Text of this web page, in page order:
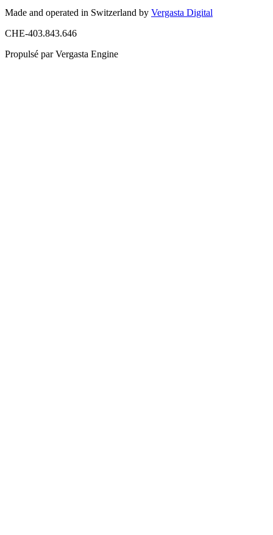
Made and operated in Switzerland by Vergasta Digital
CHE-403.843.646
Propulsé par Vergasta Engine